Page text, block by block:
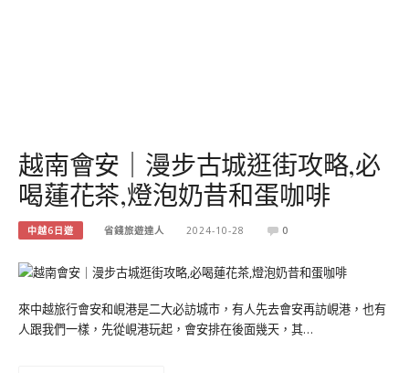
越南會安｜漫步古城逛街攻略,必
喝蓮花茶,燈泡奶昔和蛋咖啡
中越6日遊 省錢旅遊達人 2024-10-28 0
來中越旅行會安和峴港是二大必訪城市，有人先去會安再訪峴港，也有
人跟我們一樣，先從峴港玩起，會安排在後面幾天，其…